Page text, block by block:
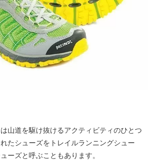
山道を駆け抜けるアクティビティのひとつ
たシューズをトレイルランニングシュー
ーズと呼ぶこともあります。